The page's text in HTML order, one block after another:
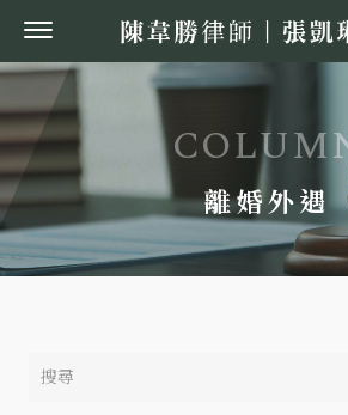
離婚外遇